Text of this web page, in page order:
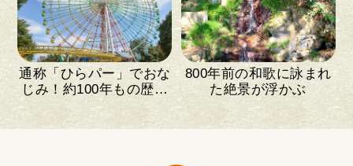
通称「ひらパー」でおな
じみ！約100年もの歴史
がある遊園地
800年前の和歌に詠まれ
た絶景が浮かぶ